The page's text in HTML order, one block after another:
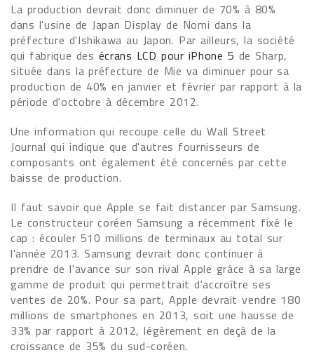
La production devrait donc diminuer de 70% à 80%
dans l'usine de Japan Display de Nomi dans la
préfecture d'Ishikawa au Japon. Par ailleurs, la société
qui fabrique des écrans LCD pour iPhone 5 de Sharp,
située dans la préfecture de Mie va diminuer pour sa
production de 40% en janvier et février par rapport à la
période d'octobre à décembre 2012.
Une information qui recoupe celle du Wall Street
Journal qui indique que d'autres fournisseurs de
composants ont également été concernés par cette
baisse de production.
Il faut savoir que Apple se fait distancer par Samsung.
Le constructeur coréen Samsung a récemment fixé le
cap : écouler 510 millions de terminaux au total sur
l'année 2013. Samsung devrait donc continuer à
prendre de l'avance sur son rival Apple grâce à sa large
gamme de produit qui permettrait d'accroître ses
ventes de 20%. Pour sa part, Apple devrait vendre 180
millions de smartphones en 2013, soit une hausse de
33% par rapport à 2012, légèrement en deçà de la
croissance de 35% du sud-coréen.